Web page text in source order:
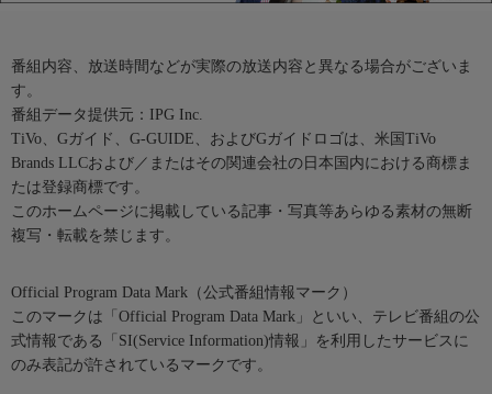
番組内容、放送時間などが実際の放送内容と異なる場合がございま
す。
番組データ提供元：IPG Inc.
TiVo、Gガイド、G-GUIDE、およびGガイドロゴは、米国TiVo
Brands LLCおよび／またはその関連会社の日本国内における商標ま
たは登録商標です。
このホームページに掲載している記事・写真等あらゆる素材の無断
複写・転載を禁じます。
Official Program Data Mark（公式番組情報マーク）
このマークは「Official Program Data Mark」といい、テレビ番組の公
式情報である「SI(Service Information)情報」を利用したサービスに
のみ表記が許されているマークです。